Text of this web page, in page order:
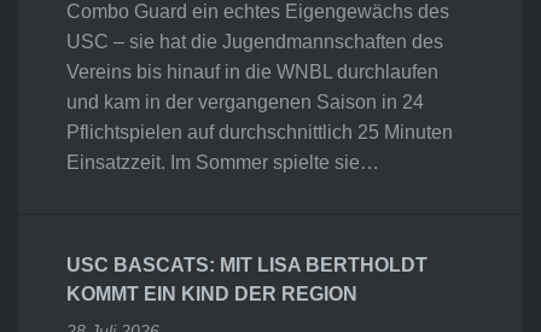
Combo Guard ein echtes Eigengewächs des
USC – sie hat die Jugendmannschaften des
Vereins bis hinauf in die WNBL durchlaufen
und kam in der vergangenen Saison in 24
Pflichtspielen auf durchschnittlich 25 Minuten
Einsatzzeit. Im Sommer spielte sie…
USC BASCATS: MIT LISA BERTHOLDT
KOMMT EIN KIND DER REGION